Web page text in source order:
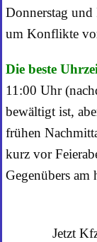
Donnerstag und
um Konflikte
Die beste
11:00 Uhr
bewältigt ist,
frühen
kurz vor
Gegenübers am
Jetzt